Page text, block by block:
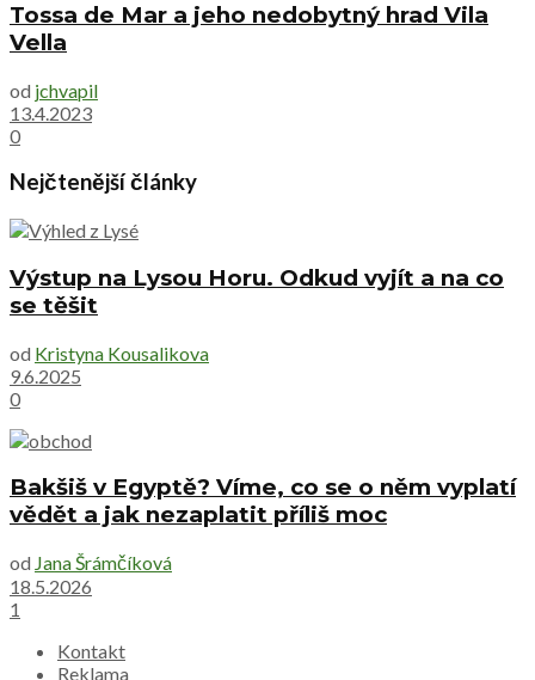
Tossa de Mar a jeho nedobytný hrad Vila
Vella
od jchvapil
13.4.2023
0
Nejčtenější články
Výstup na Lysou Horu. Odkud vyjít a na co
se těšit
od Kristyna Kousalikova
9.6.2025
0
Bakšiš v Egyptě? Víme, co se o něm vyplatí
vědět a jak nezaplatit příliš moc
od Jana Šrámčíková
18.5.2026
1
Kontakt
Reklama